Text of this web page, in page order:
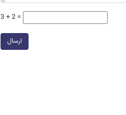
3 + 2 =
ارسال